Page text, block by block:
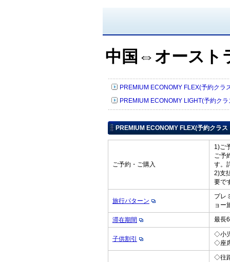
中国⇔オースト
PREMIUM ECONOMY FLEX(予約クラ
PREMIUM ECONOMY LIGHT(予約ク
PREMIUM ECONOMY FLEX(予約クラス
ご予約・ご購入
1)ご
ご予
す。
2)支
要で
旅行パターン
プレ
ョー
滞在期間 最長
子供割引
◇小
◇座
◇往